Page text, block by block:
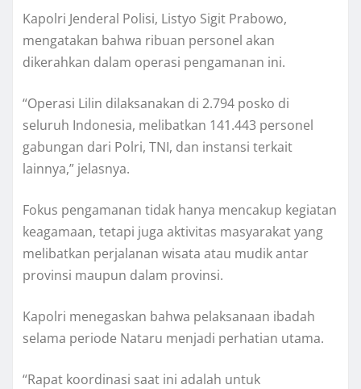
Kapolri Jenderal Polisi, Listyo Sigit Prabowo,
mengatakan bahwa ribuan personel akan
dikerahkan dalam operasi pengamanan ini.
“Operasi Lilin dilaksanakan di 2.794 posko di
seluruh Indonesia, melibatkan 141.443 personel
gabungan dari Polri, TNI, dan instansi terkait
lainnya,” jelasnya.
Fokus pengamanan tidak hanya mencakup kegiatan
keagamaan, tetapi juga aktivitas masyarakat yang
melibatkan perjalanan wisata atau mudik antar
provinsi maupun dalam provinsi.
Kapolri menegaskan bahwa pelaksanaan ibadah
selama periode Nataru menjadi perhatian utama.
“Rapat koordinasi saat ini adalah untuk